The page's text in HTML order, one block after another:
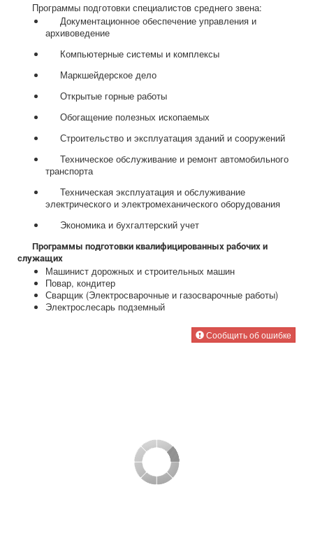
Программы подготовки специалистов среднего звена:
Документационное обеспечение управления и
архивоведение
Компьютерные системы и комплексы
Маркшейдерское дело
Открытые горные работы
Обогащение полезных ископаемых
Строительство и эксплуатация зданий и сооружений
Техническое обслуживание и ремонт автомобильного
транспорта
Техническая эксплуатация и обслуживание
электрического и электромеханического оборудования
Экономика и бухгалтерский учет
Программы подготовки квалифицированных рабочих и
служащих
Машинист дорожных и строительных машин
Повар, кондитер
Сварщик (Электросварочные и газосварочные работы)
Электрослесарь подземный
Сообщить об ошибке